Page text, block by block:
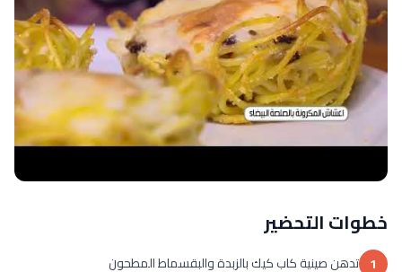
خطوات التحضير
1 تدهن صينية كاب كيك بالزبدة والبقسماط المطحون